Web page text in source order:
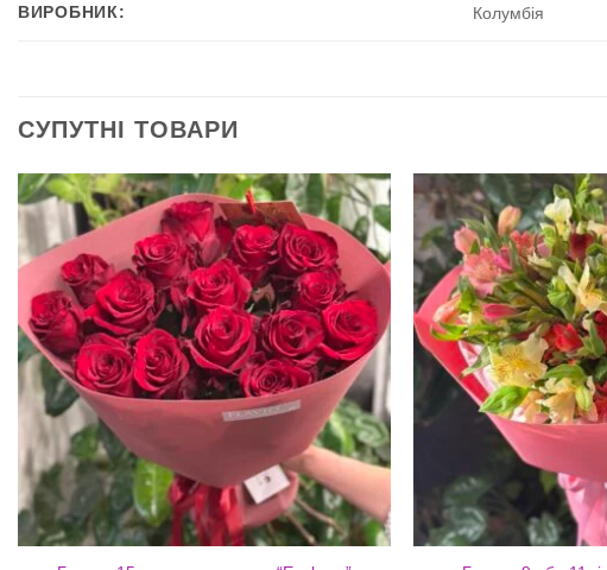
ВИРОБНИК: Колумбія
СУПУТНІ ТОВАРИ